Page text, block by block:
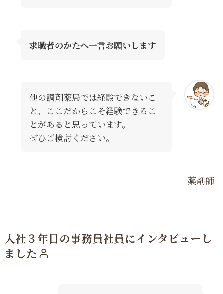
求職者のかたへ一言お願いします
他の調剤薬局では経験できないこ
と、ここだからこそ経験できるこ
とがあると思っています。
ぜひご検討ください。
薬剤師
入社３年目の事務員社員にインタビューし
ました